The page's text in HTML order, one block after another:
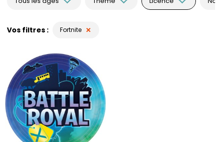
Vos filtres Fortnite